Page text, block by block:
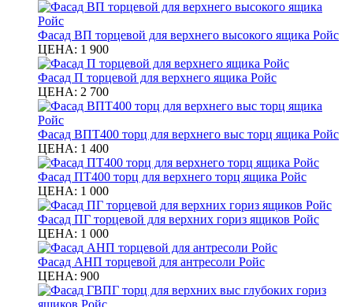
Фасад ВП торцевой для верхнего высокого ящика Ройс
ЦЕНА: 1 900
Фасад П торцевой для верхнего ящика Ройс
ЦЕНА: 2 700
Фасад ВПТ400 торц для верхнего выс торц ящика Ройс
ЦЕНА: 1 400
Фасад ПТ400 торц для верхнего торц ящика Ройс
ЦЕНА: 1 000
Фасад ПГ торцевой для верхних гориз ящиков Ройс
ЦЕНА: 1 000
Фасад АНП торцевой для антресоли Ройс
ЦЕНА: 900